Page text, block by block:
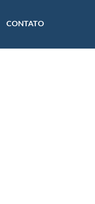
CONTATO